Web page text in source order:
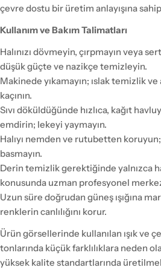
çevre dostu bir üretim anlayışına
Kullanım ve Bakım Talimatları
Halınızı dövmeyin, çırpmayın veya
düşük güçte ve nazikçe temizleyin.
Makinede yıkamayın; ıslak temizlik
kaçının.
Sıvı döküldüğünde hızlıca, kağıt
emdirin; lekeyi yaymayın.
Halıyı nemden ve rutubetten
basmayın.
Derin temizlik gerektiğinde yalnızca
konusunda uzman profesyonel
Uzun süre doğrudan güneş ışığına
renklerin canlılığını korur.
Ürün görsellerinde kullanılan ışık ve
tonlarında küçük farklılıklara neden
yüksek kalite standartlarında